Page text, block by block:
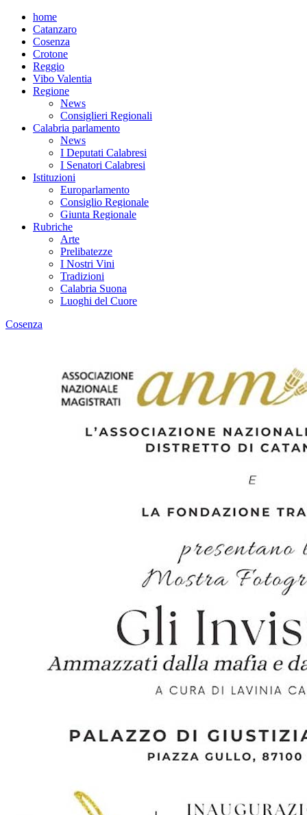
home
Catanzaro
Cosenza
Crotone
Reggio
Vibo Valentia
Regione
News
Consiglieri Regionali
Calabria parlamento
News
I Deputati Calabresi
I Senatori Calabresi
Istituzioni
Europarlamento
Consiglio Regionale
Giunta Regionale
Rubriche
Arte
Prelibatezze
I Nostri Vini
Tradizioni
Calabria Suona
Luoghi del Cuore
Cosenza